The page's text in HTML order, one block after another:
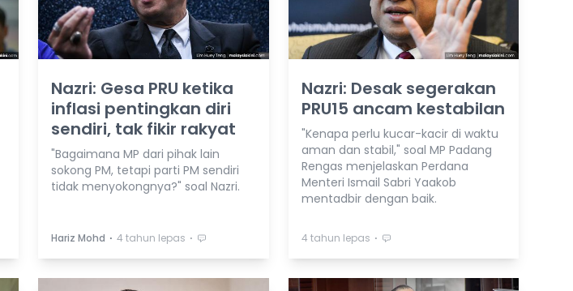
Nazri: Gesa PRU ketika
inflasi pentingkan diri
sendiri, tak fikir rakyat
"Bagaimana MP dari pihak lain
sokong PM, tetapi parti PM sendiri
tidak menyokongnya?" soal Nazri.
Hariz Mohd ⋅ 4 tahun lepas ⋅
Nazri: Desak segerakan
PRU15 ancam kestabilan
"Kenapa perlu kucar-kacir di waktu
aman dan stabil," soal MP Padang
Rengas menjelaskan Perdana
Menteri Ismail Sabri Yaakob
mentadbir dengan baik.
4 tahun lepas ⋅